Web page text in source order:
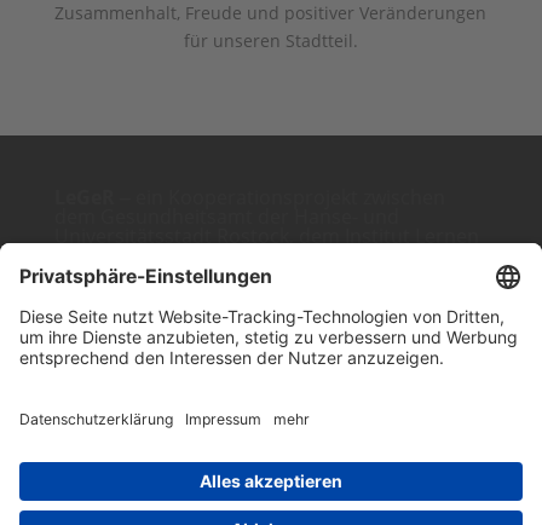
Zusammenhalt, Freude und positiver Veränderungen
für unseren Stadtteil.
Krankenkasse